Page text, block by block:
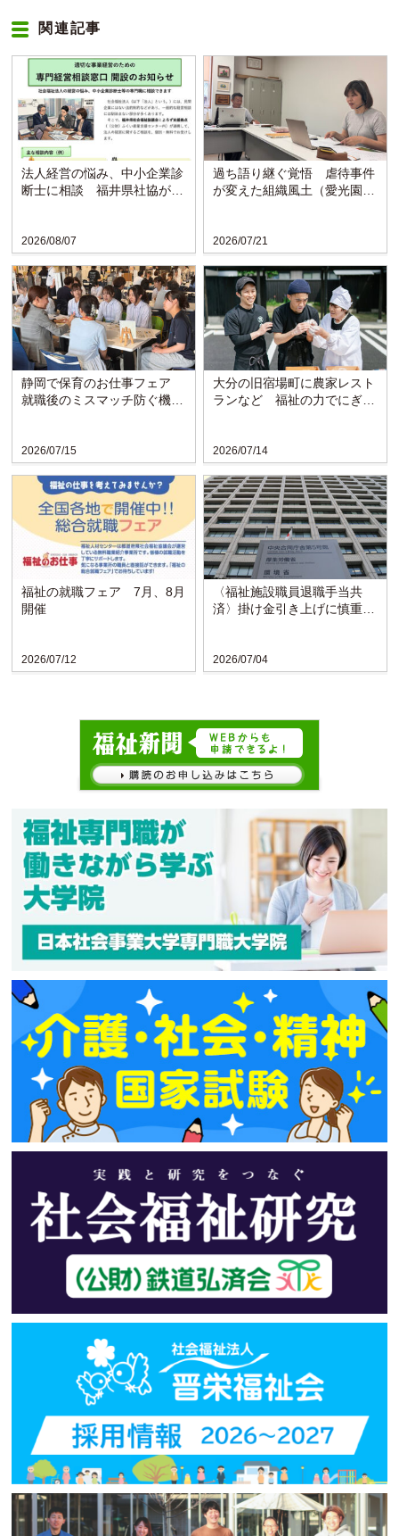
関連記事
2026/08/07
法人経営の悩み、中小企業診
断士に相談 福井県社協が支
2026/07/21
過ち語り継ぐ覚悟 虐待事件
が変えた組織風土（愛光園・
2026/07/15
静岡で保育のお仕事フェア
就職後のミスマッチ防ぐ機会
2026/07/14
大分の旧宿場町に農家レスト
ランなど 福祉の力でにぎわ
2026/07/12
福祉の就職フェア 7月、8月
開催
2026/07/04
〈福祉施設職員退職手当共
済〉掛け金引き上げに慎重な